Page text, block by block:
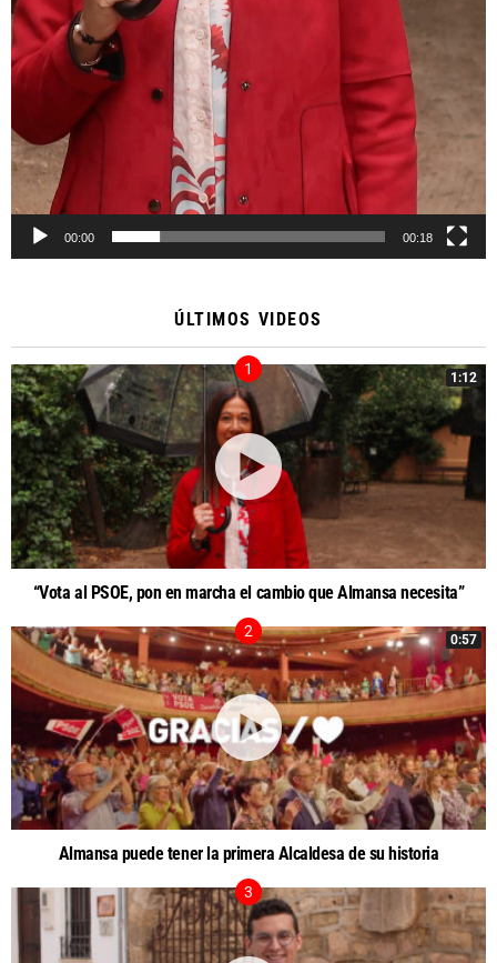
00:00 00:18
ÚLTIMOS VIDEOS
1:12
“Vota al PSOE, pon en marcha el cambio que Almansa necesita”
0:57
Almansa puede tener la primera Alcaldesa de su historia